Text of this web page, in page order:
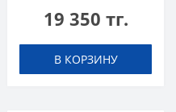
19 350 тг.
В КОРЗИНУ